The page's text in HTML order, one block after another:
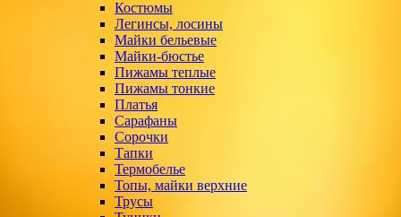
Костюмы
Легинсы, лосины
Майки бельевые
Майки-бюстье
Пижамы теплые
Пижамы тонкие
Платья
Сарафаны
Сорочки
Тапки
Термобелье
Топы, майки верхние
Трусы